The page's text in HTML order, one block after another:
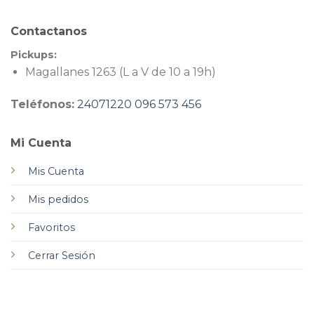
Mi Cuenta
Mis Cuenta
Mis pedidos
Favoritos
Cerrar Sesión
Contactanos
Pickups:
Magallanes 1263 (L a V de 10 a 19h)
Teléfonos: 24071220 096 573 456